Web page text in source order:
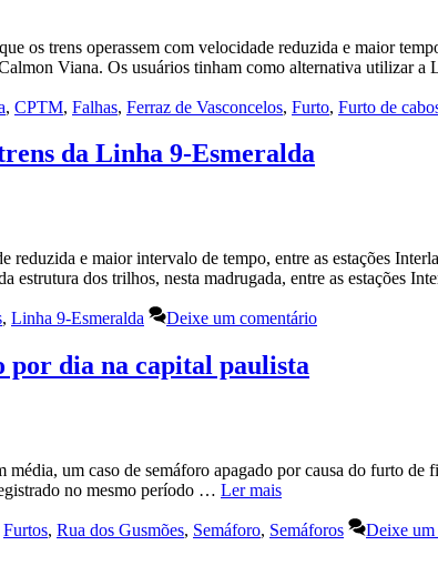
os trens operassem com velocidade reduzida e maior
Viana. Os usuários tinham como alternativa utilizar
, CPTM, Falhas, Ferraz de Vasconcelos, Furto, Furto de
da Linha 9-Esmeralda
e maior intervalo de tempo, entre as estações
estrutura dos trilhos, nesta madrugada, entre as estações
, Linha 9-Esmeralda Deixe um comentário
por dia na capital paulista
um caso de semáforo apagado por causa do furto
no mesmo período … Ler mais
Furtos, Rua dos Gusmões, Semáforo, Semáforos Deixe um